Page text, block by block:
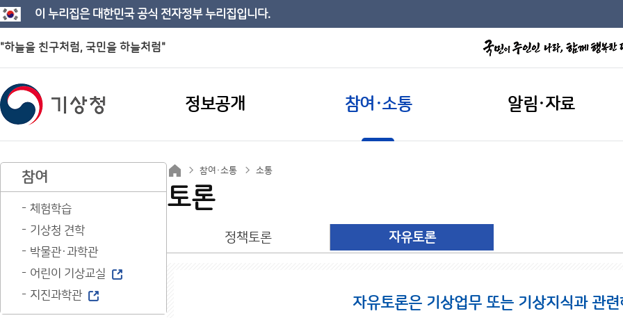
이 누리집은 대한민국 공식 전자정부 누리집입니다.
"하늘을 친구처럼, 국민을 하늘처럼"
정보공개 참여·소통 알림·자료
참여
체험학습
기상청 견학
박물관·과학관
어린이 기상교실
지진과학관
참여·소통 소통
토론
정책토론 자유토론
자유토론은 기상업무 또는 기상지식과 관